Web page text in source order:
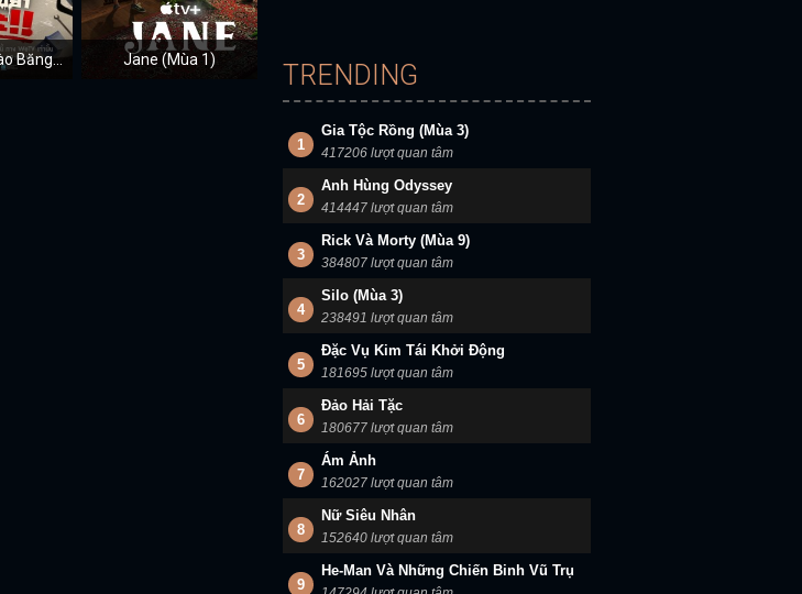
Đừng Động Vào Băng Đảng Của Tôi!! Jane (Mùa 1) TRENDING
1
Gia Tộc Rồng (Mùa 3)
417206 lượt quan tâm
2
Anh Hùng Odyssey
414447 lượt quan tâm
3
Rick Và Morty (Mùa 9)
384807 lượt quan tâm
4
Silo (Mùa 3)
238491 lượt quan tâm
5
Đặc Vụ Kim Tái Khởi Động
181695 lượt quan tâm
6
Đảo Hải Tặc
180677 lượt quan tâm
7
Ám Ảnh
162027 lượt quan tâm
8
Nữ Siêu Nhân
152640 lượt quan tâm
9
He-Man Và Những Chiến Binh Vũ Trụ